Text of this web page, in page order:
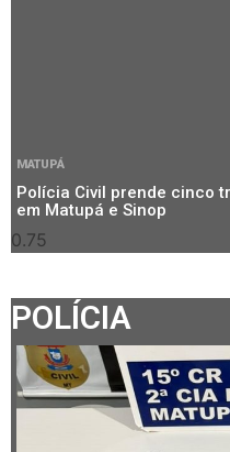
MATUPÁ
Polícia Civil prende cinco
em Matupá e Sinop
POLÍCIA